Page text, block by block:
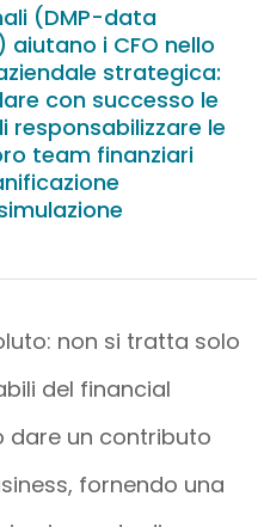
(DMP-data
i CFO nello
strategica:
con successo le
responsabilizzare le
team finanziari
non si tratta solo
del financial
un contributo
fornendo una